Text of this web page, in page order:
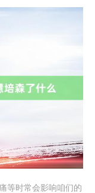
等时常会影响咱们的